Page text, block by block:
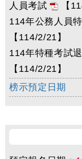
人員考試
【
114年公務人員
【114/2/21】
114年特種考試
【114/2/21】
榜示預定日期